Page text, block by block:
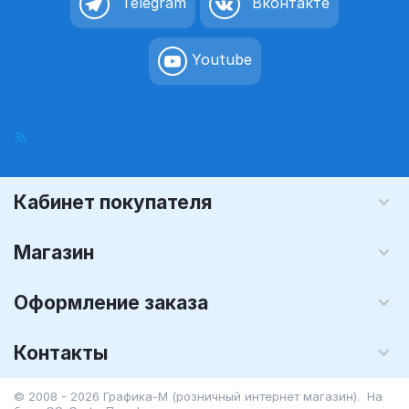
Youtube
Кабинет покупателя
Магазин
Оформление заказа
Контакты
© 2008 - 2026 Графика-М (розничный интернет магазин). На